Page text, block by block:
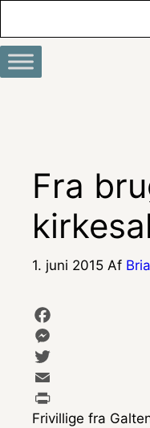
indhold
Fra
kirkesal
1. juni 2015 Af
F
a
c
e
b
M
e
s
s
T
w
i
E
m
P
Frivillige fra